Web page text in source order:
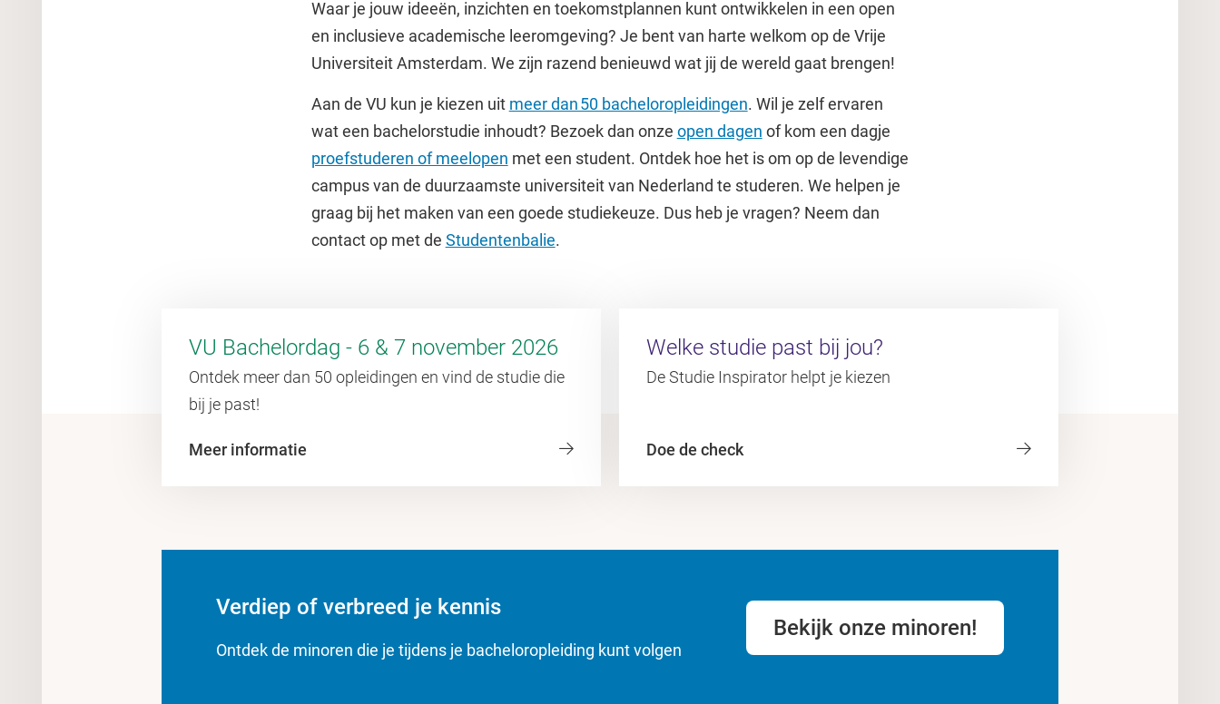
Waar je jouw ideeën, inzichten en toekomstplannen kunt ontwikkelen in een open
en inclusieve academische leeromgeving? Je bent van harte welkom op de Vrije
Universiteit Amsterdam. We zijn razend benieuwd wat jij de wereld gaat brengen!
Aan de VU kun je kiezen uit meer dan 50 bacheloropleidingen. Wil je zelf ervaren
wat een bachelorstudie inhoudt? Bezoek dan onze open dagen of kom een dagje
proefstuderen of meelopen met een student. Ontdek hoe het is om op de levendige
campus van de duurzaamste universiteit van Nederland te studeren. We helpen je
graag bij het maken van een goede studiekeuze. Dus heb je vragen? Neem dan
contact op met de Studentenbalie.
VU Bachelordag - 6 & 7 november 2026
Ontdek meer dan 50 opleidingen en vind de studie die
bij je past!
Meer informatie
Welke studie past bij jou?
De Studie Inspirator helpt je kiezen
Doe de check
Verdiep of verbreed je kennis
Ontdek de minoren die je tijdens je bacheloropleiding kunt volgen
Bekijk onze minoren!